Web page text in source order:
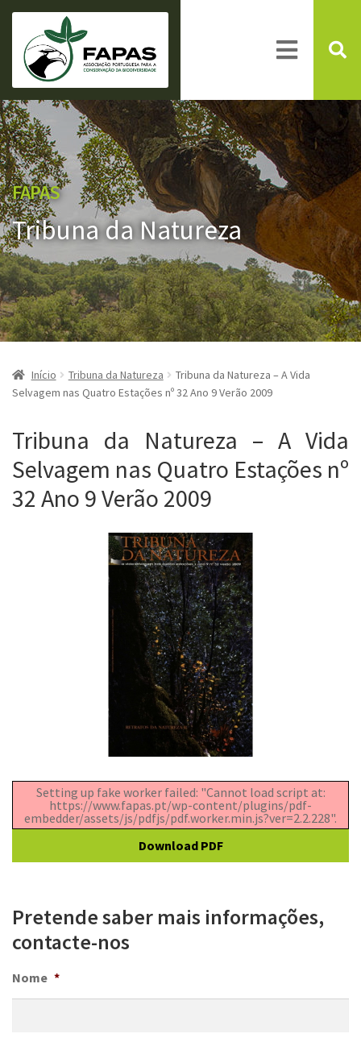
FAPAS
Tribuna da Natureza
Início Tribuna da Natureza
Tribuna da Natureza – A Vida
Selvagem nas Quatro Estações nº 32 Ano 9 Verão 2009
Tribuna da Natureza – A Vida
Selvagem nas Quatro Estações nº
32 Ano 9 Verão 2009
Setting up fake worker failed: "Cannot load script at:
https://www.fapas.pt/wp-content/plugins/pdf-
embedder/assets/js/pdfjs/pdf.worker.min.js?ver=2.2.228".
Download PDF
Pretende saber mais informações,
contacte-nos
Nome *